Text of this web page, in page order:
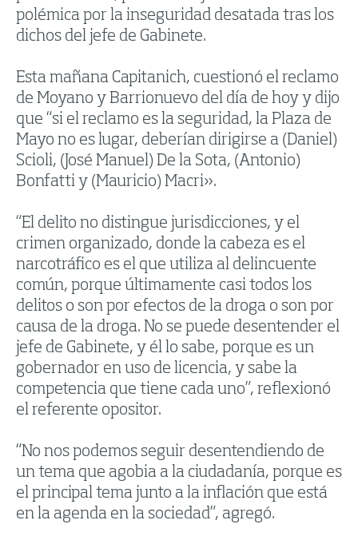
polémica por la inseguridad desatada tras los
dichos del jefe de Gabinete.
Esta mañana Capitanich, cuestionó el reclamo
de Moyano y Barrionuevo del día de hoy y dijo
que “si el reclamo es la seguridad, la Plaza de
Mayo no es lugar, deberían dirigirse a (Daniel)
Scioli, (José Manuel) De la Sota, (Antonio)
Bonfatti y (Mauricio) Macri».
“El delito no distingue jurisdicciones, y el
crimen organizado, donde la cabeza es el
narcotráfico es el que utiliza al delincuente
común, porque últimamente casi todos los
delitos o son por efectos de la droga o son por
causa de la droga. No se puede desentender el
jefe de Gabinete, y él lo sabe, porque es un
gobernador en uso de licencia, y sabe la
competencia que tiene cada uno”, reflexionó
el referente opositor.
“No nos podemos seguir desentendiendo de
un tema que agobia a la ciudadanía, porque es
el principal tema junto a la inflación que está
en la agenda en la sociedad”, agregó.